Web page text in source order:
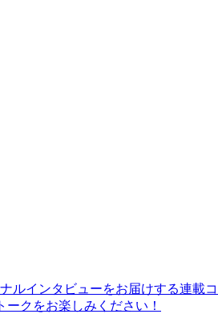
インタビューをお届けする連載
クをお楽しみください！